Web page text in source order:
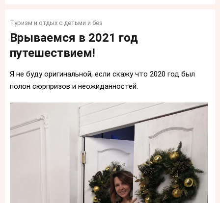
Туризм и отдых с детьми и без
Врываемся в 2021 год
путешествием!
Я не буду оригинальной, если скажу что 2020 год был
полон сюрпризов и неожиданностей.